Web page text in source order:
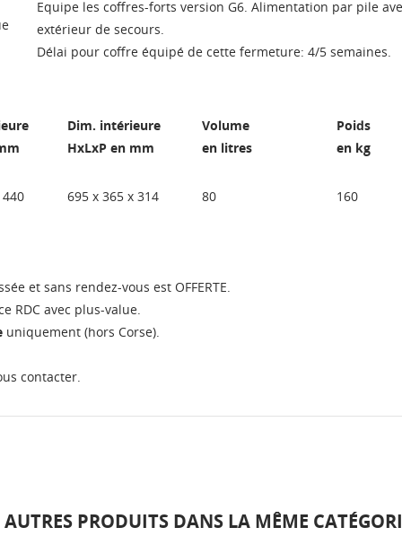
Equipe les coffres-forts version G6. Alimentation par pile
extérieur de secours.
Délai pour coffre équipé de cette fermeture: 4/5 semaines.
Dim. intérieure
HxLxP en mm
Volume
en litres
Poids
en kg
695 x 365 x 314 80 160
et sans rendez-vous est OFFERTE.
RDC avec plus-value.
uniquement (hors Corse).
contacter.
PRODUITS DANS LA MÊME